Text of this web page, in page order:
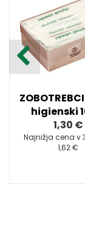
higienski
1,30 €
Najnižja cena v
1,62 €